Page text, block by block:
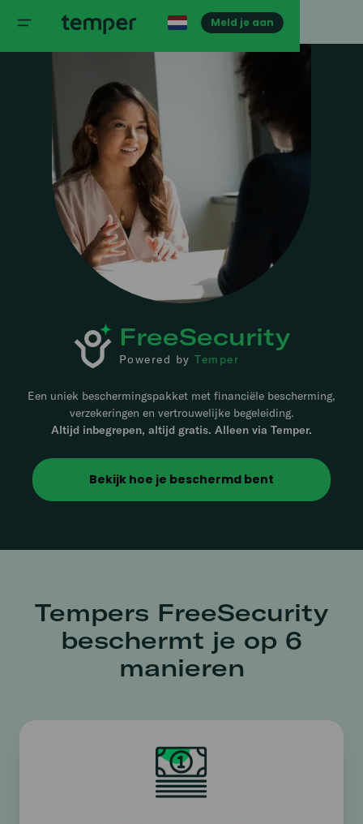
Meld je aan
FreeSecurity
Powered by Temper
Een uniek beschermingspakket met financiële bescherming,
verzekeringen en vertrouwelijke begeleiding.
Altijd inbegrepen, altijd gratis. Alleen via Temper.
Bekijk hoe je beschermd bent
Tempers FreeSecurity
beschermt je op 6
manieren